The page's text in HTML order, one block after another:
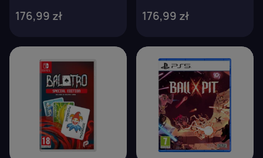
176,99 zł 176,99 zł